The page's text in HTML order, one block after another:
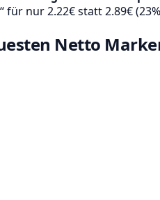
für nur 2.22€ statt 2.89€
Netto